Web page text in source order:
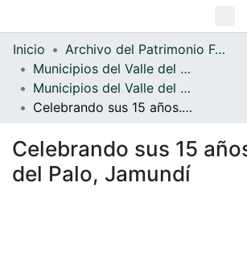
Inicio
Municipios del Valle del Cauca
Celebrando sus 15 años. Bocas del Palo, Jamundí